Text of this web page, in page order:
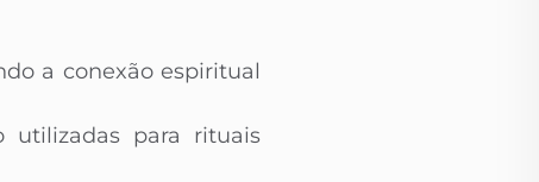
a conexão espiritual
utilizadas para rituais